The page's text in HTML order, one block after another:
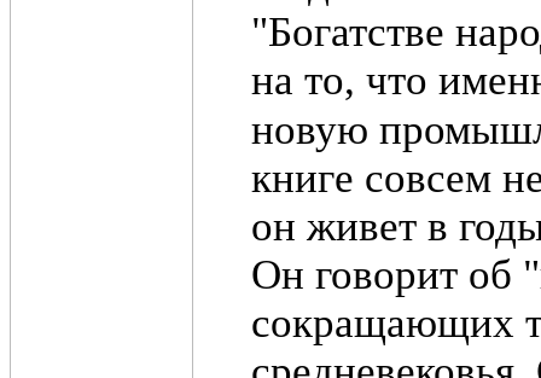
"Богатстве
на то, что
новую
книге совсем
он живет в
Он говорит об
сокращающих